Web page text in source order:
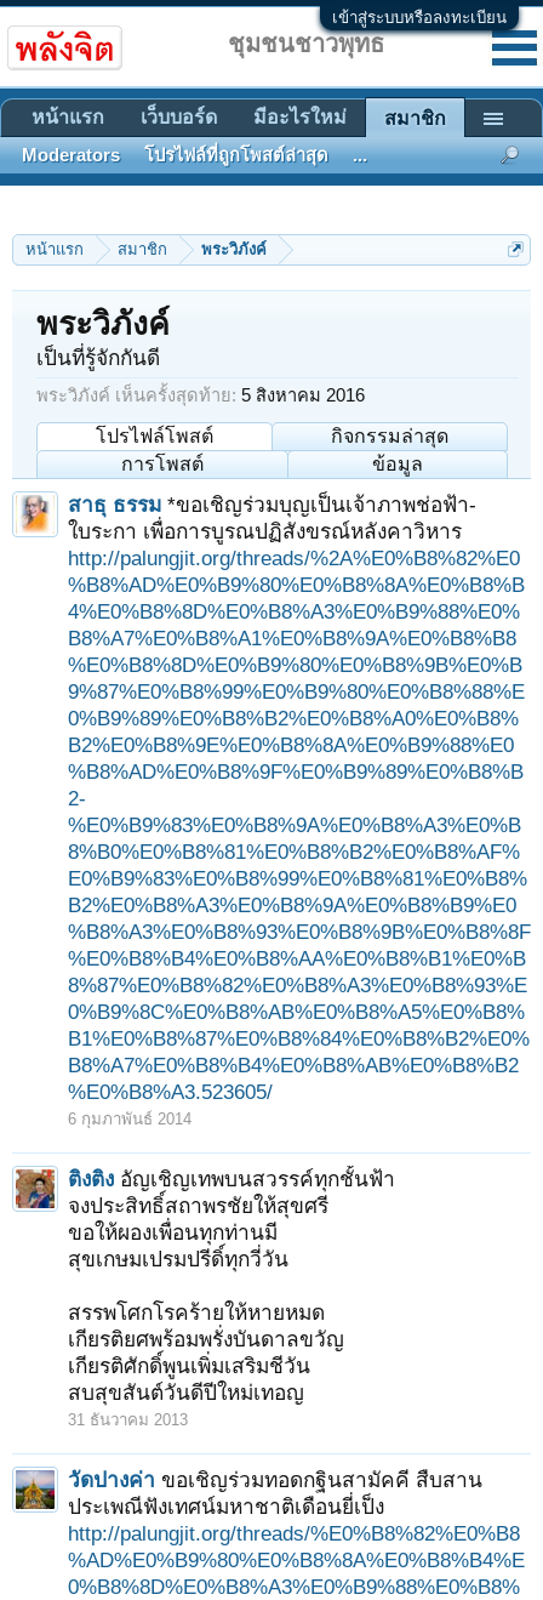
เข้าสู่ระบบหรือลงทะเบียน
หน้าแรก สมาชิก พระวิภังค์
พระวิภังค์
เป็นที่รู้จักกันดี
พระวิภังค์ เห็นครั้งสุดท้าย: 5 สิงหาคม 2016
โปรไฟล์โพสต์
กิจกรรมล่าสุด
การโพสต์
ข้อมูล
สาธุ ธรรม *ขอเชิญร่วมบุญเป็นเจ้าภาพช่อฟ้า-
ใบระกา เพื่อการบูรณปฏิสังขรณ์หลังคาวิหาร
http://palungjit.org/threads/%2A%E0%B8%82%E0
%B8%AD%E0%B9%80%E0%B8%8A%E0%B8%B
4%E0%B8%8D%E0%B8%A3%E0%B9%88%E0%
B8%A7%E0%B8%A1%E0%B8%9A%E0%B8%B8
%E0%B8%8D%E0%B9%80%E0%B8%9B%E0%B
9%87%E0%B8%99%E0%B9%80%E0%B8%88%E
0%B9%89%E0%B8%B2%E0%B8%A0%E0%B8%
B2%E0%B8%9E%E0%B8%8A%E0%B9%88%E0
%B8%AD%E0%B8%9F%E0%B9%89%E0%B8%B
2-
%E0%B9%83%E0%B8%9A%E0%B8%A3%E0%B
8%B0%E0%B8%81%E0%B8%B2%E0%B8%AF%
E0%B9%83%E0%B8%99%E0%B8%81%E0%B8%
B2%E0%B8%A3%E0%B8%9A%E0%B8%B9%E0
%B8%A3%E0%B8%93%E0%B8%9B%E0%B8%8F
%E0%B8%B4%E0%B8%AA%E0%B8%B1%E0%B
8%87%E0%B8%82%E0%B8%A3%E0%B8%93%E
0%B9%8C%E0%B8%AB%E0%B8%A5%E0%B8%
B1%E0%B8%87%E0%B8%84%E0%B8%B2%E0%
B8%A7%E0%B8%B4%E0%B8%AB%E0%B8%B2
%E0%B8%A3.523605/
6 กุมภาพันธ์ 2014
ติงติง อัญเชิญเทพบนสวรรค์ทุกชั้นฟ้า
จงประสิทธิ์สถาพรชัยให้สุขศรี
ขอให้ผองเพื่อนทุกท่านมี
สุขเกษมเปรมปรีดิ์ทุกวี่วัน
สรรพโศกโรคร้ายให้หายหมด
เกียรติยศพร้อมพรั่งบันดาลขวัญ
เกียรติศักดิ์พูนเพิ่มเสริมชีวัน
สบสุขสันต์วันดีปีใหม่เทอญ
31 ธันวาคม 2013
วัดปางค่า ขอเชิญร่วมทอดกฐินสามัคคี สืบสาน
ประเพณีฟังเทศน์มหาชาติเดือนยี่เป็ง
http://palungjit.org/threads/%E0%B8%82%E0%B8
%AD%E0%B9%80%E0%B8%8A%E0%B8%B4%E
0%B8%8D%E0%B8%A3%E0%B9%88%E0%B8%
ชุมชนชาวพุทธ
หน้าแรก เว็บบอร์ด มีอะไรใหม่ สมาชิก
Moderators โปรไฟล์ที่ถูกโพสต์ล่าสุด ...